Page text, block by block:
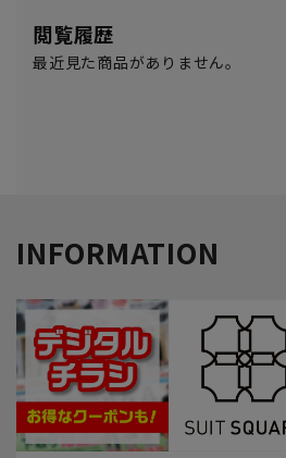
閲覧履歴
最近見た商品がありません。
INFORMATION